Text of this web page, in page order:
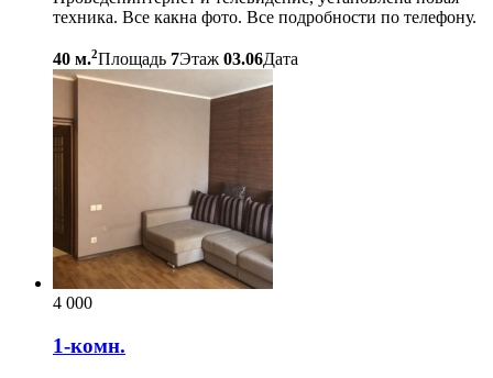
техника. Все какна фото. Все подробности по телефону.
40 м.2Площадь 7Этаж 03.06Дата
4 000
1-комн.